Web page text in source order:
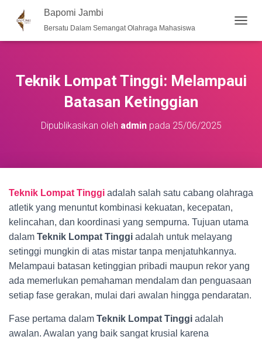
Bapomi Jambi
Bersatu Dalam Semangat Olahraga Mahasiswa
O
L
E
Teknik Lompat Tinggi: Melampaui
Batasan Ketinggian
Dipublikasikan oleh adminpada 25/06/2025
Teknik Lompat Tinggi adalah salah satu cabang olahraga
atletik yang menuntut kombinasi kekuatan, kecepatan,
kelincahan, dan koordinasi yang sempurna. Tujuan utama
dalam Teknik Lompat Tinggi adalah untuk melayang
setinggi mungkin di atas mistar tanpa menjatuhkannya.
Melampaui batasan ketinggian pribadi maupun rekor yang
ada memerlukan pemahaman mendalam dan penguasaan
setiap fase gerakan, mulai dari awalan hingga pendaratan.
Fase pertama dalam Teknik Lompat Tinggi adalah
awalan. Awalan yang baik sangat krusial karena